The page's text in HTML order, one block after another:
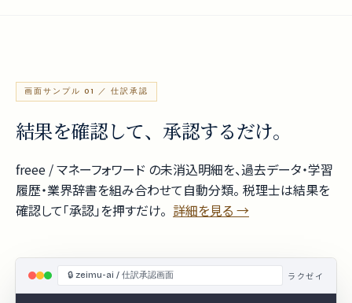
画面サンプル 01 ／ 仕訳承認
結果を確認して、承認するだけ。
freee / マネーフォワード の未消込明細を、過去データ・学習
履歴・業界辞書を組み合わせて自動分類。 税理士は結果を
確認して「承認」を押すだけ。 詳細を見る →
🔒 zeimu-ai / 仕訳承認画面 ラクゼイ